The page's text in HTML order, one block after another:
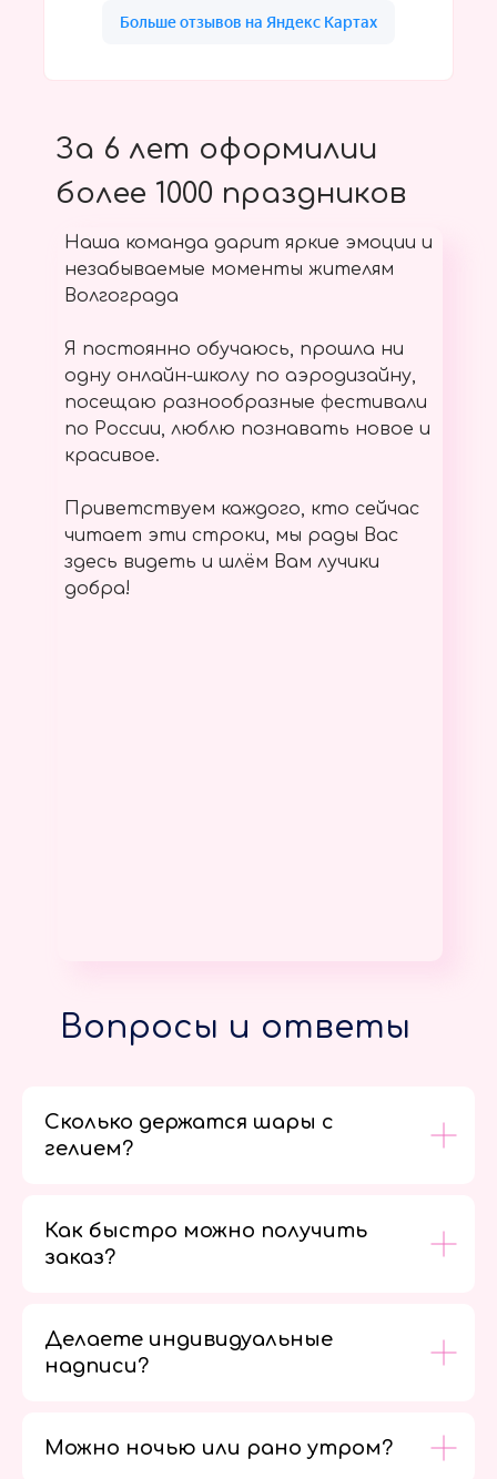
За 6 лет оформилии
более 1000 праздников
Наша команда дарит яркие эмоции и
незабываемые моменты жителям
Волгограда
Я постоянно обучаюсь, прошла ни
одну онлайн-школу по аэродизайну,
посещаю разнообразные фестивали
по России, люблю познавать новое и
красивое.
Приветствуем каждого, кто сейчас
читает эти строки, мы рады Вас
здесь видеть и шлём Вам лучики
добра!
Вопросы и ответы
Сколько держатся шары с
гелием?
Как быстро можно получить
заказ?
Делаете индивидуальные
надписи?
Можно ночью или рано утром?